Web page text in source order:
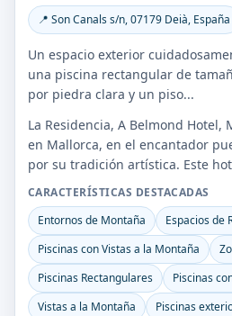
📍 Son Canals s/n, 07179 Deià, España
Un espacio exterior
una piscina rectangular de
por piedra clara y un piso...
La Residencia, A Belmond Hotel,
en Mallorca, en el encantador
por su tradición artística. Este
CARACTERÍSTICAS DESTACADAS
Entornos de Montaña
Espacios de
Piscinas con Vistas a la Montaña
Piscinas Rectangulares
Piscinas
Vistas a la Montaña
Piscinas